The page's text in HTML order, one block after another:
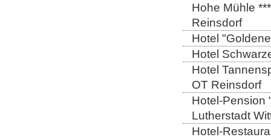
Hohe Mühle
Reinsdorf
Hotel
Hotel
Hotel
OT Reinsdorf
Hotel-Pension
Lutherstadt
Hotel-